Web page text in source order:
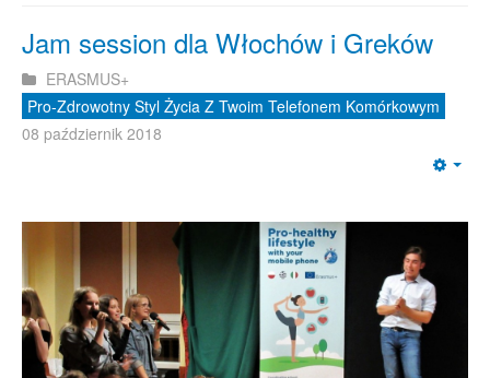
Jam session dla Włochów i Greków
ERASMUS+
Pro-Zdrowotny Styl Życia Z Twoim Telefonem Komórkowym
08 październik 2018